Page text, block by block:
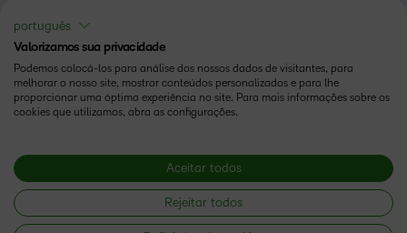
português
Valorizamos sua privacidade
Podemos colocá-los para análise dos nossos dados de visitantes, para
melhorar o nosso site, mostrar conteúdos personalizados e para lhe
proporcionar uma óptima experiência no site. Para mais informações sobre os
cookies que utilizamos, abra as configurações.
Aceitar todos
Rejeitar todos